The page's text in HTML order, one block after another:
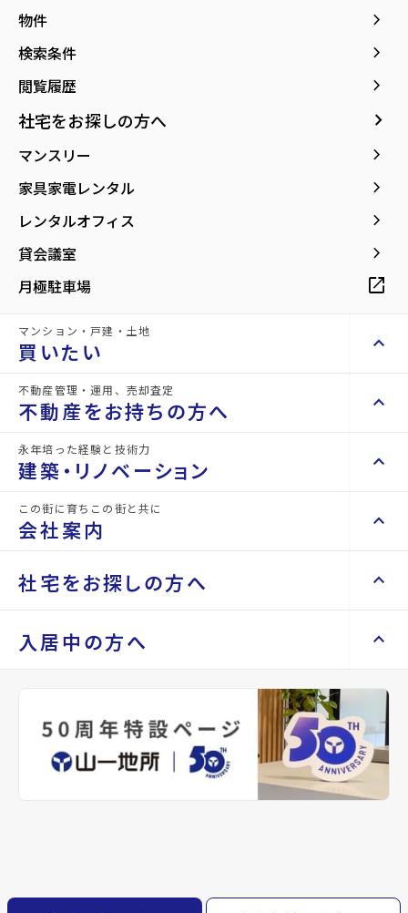
物件 keyboard_arrow_right
検索条件 keyboard_arrow_right
閲覧履歴 keyboard_arrow_right
社宅をお探しの方へ keyboard_arrow_right
マンスリー keyboard_arrow_right
家具家電レンタル keyboard_arrow_right
レンタルオフィス keyboard_arrow_right
貸会議室 keyboard_arrow_right
月極駐車場 open_in_new
マンション・戸建・土地
買いたい keyboard_arrow_up
不動産を買いたい方へ keyboard_arrow_right
space_dashboard
エリアから探す
space_dashboard
土地を探す
エリアから探す
train
路線から探す
事業用・投資用を探す keyboard_arrow_right
不動産管理・運用、売却査定
不動産をお持ちの方へ keyboard_arrow_up
不動産をお持ちの方へ keyboard_arrow_right
山一地所の賃貸管理
不動産を貸すまでの流れ
空き家サポートサービス
不動産を売却したい keyboard_arrow_right
相続相談をしたい keyboard_arrow_right
不動産に投資したい keyboard_arrow_right
永年培った経験と技術力
建築・リノベーション keyboard_arrow_up
建築・リノベーション keyboard_arrow_right
Renotta（リノッタ） keyboard_arrow_right
この街に育ちこの街と共に
会社案内 keyboard_arrow_up
会社案内 keyboard_arrow_right
会社概要・沿革 keyboard_arrow_right
keyboard_arrow_right
パーパス keyboard_arrow_right
CM紹介
社宅をお探しの方へ keyboard_arrow_up
社宅をお探しの方へ keyboard_arrow_right
keyboard_arrow_right
レンタルオフィス keyboard_arrow_right
貸会議室 keyboard_arrow_right
open_in_new
入居中の方へ keyboard_arrow_up
keyboard_arrow_right
退去される方へ keyboard_arrow_right
※準備中 住まいのしおり（PDF）
詳細情報 details
物件名 ルキシア大町西公園
所在地 宮城県仙台市青葉区大町2丁目
仙台市営バス バス停『大町西公園駅』から
徒歩4分
location_on グーグルマップでみる
築年月
2021年
02月
構造
RC(鉄筋コンクリ
ート)
階建 地上13階
用可